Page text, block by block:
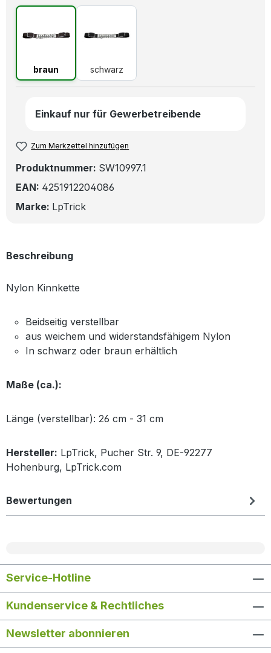
braun schwarz
Einkauf nur für Gewerbetreibende
Zum Merkzettel hinzufügen
Produktnummer: SW10997.1
EAN: 4251912204086
Marke: LpTrick
Beschreibung
Nylon Kinnkette
Beidseitig verstellbar
aus weichem und widerstandsfähigem Nylon
In schwarz oder braun erhältlich
Maße (ca.):
Länge (verstellbar): 26 cm - 31 cm
Hersteller: LpTrick, Pucher Str. 9, DE-92277
Hohenburg, LpTrick.com
Bewertungen
Service-Hotline
Kundenservice & Rechtliches
Newsletter abonnieren